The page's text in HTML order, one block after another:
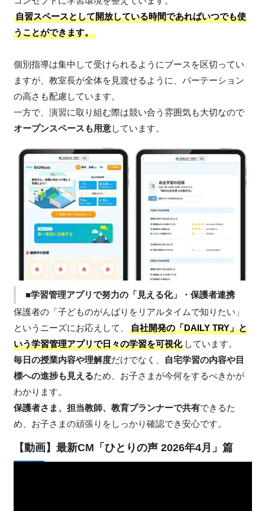
自習スペースとして開放している時間であればいつでも使
うことができます。
個別指導は集中して受けられるようにブースを区切ってい
ますが、教室長が全体を見渡せるように、パーテーション
の高さも配慮しています。
一方で、演習に取り組む際は競い合う雰囲気も大切なので
オープンスペースも用意しています。
■学習管理アプリで努力の「見える化」・保護者連携
保護者の「子どものがんばりをリアルタイムで知りたい」
というニーズにお応えして、
自社開発の「DAILY TRY」と
いう学習管理アプリで日々の学習を可視化しています。
毎日の授業内容や理解度だけでなく、
自宅学習の内容や目
標への進捗も見えるため、お子さまが今何をするべきかが
わかります。
保護者さま、担当教師、教育プランナーで共有できるた
め、お子さまの頑張りをしっかり確認でき安心です。
【動画】最新CM「ひとりの声 2026年4月」篇